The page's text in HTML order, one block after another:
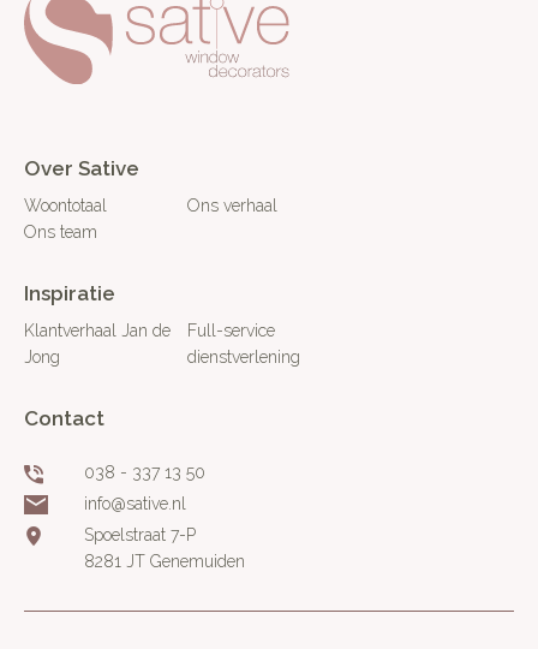
Over Sative
Woontotaal
Ons verhaal
Ons team
Inspiratie
Klantverhaal Jan de
Jong
Full-service
dienstverlening
Contact
038 - 337 13 50
info@sative.nl
Spoelstraat 7-P
8281 JT Genemuiden